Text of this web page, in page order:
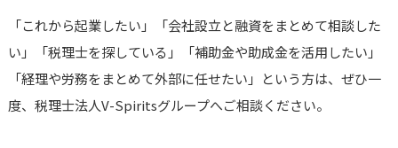
「これから起業したい」「会社設立と融資をまとめて相談した
い」「税理士を探している」「補助金や助成金を活用したい」
「経理や労務をまとめて外部に任せたい」という方は、ぜひ一
度、税理士法人V-Spiritsグループへご相談ください。